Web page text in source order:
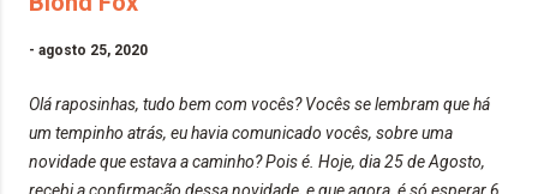
- agosto 25, 2020
Olá raposinhas, tudo bem com vocês? Vocês se lembram que há
um tempinho atrás, eu havia comunicado vocês, sobre uma
novidade que estava a caminho? Pois é. Hoje, dia 25 de Agosto,